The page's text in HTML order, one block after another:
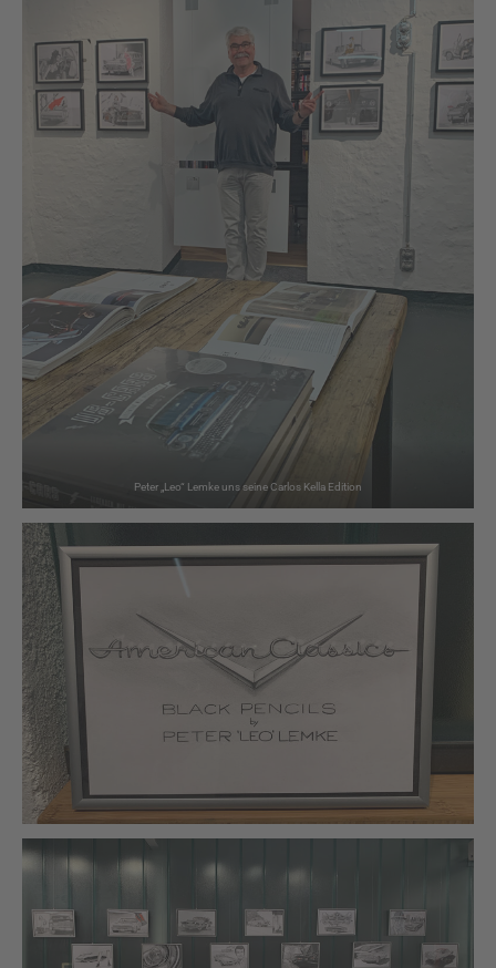
Peter „Leo“ Lemke uns seine Carlos Kella Edition